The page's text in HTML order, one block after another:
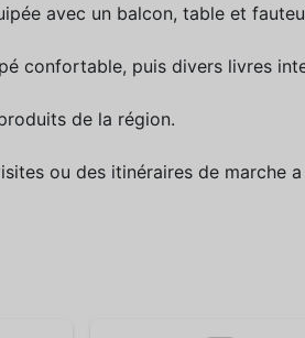
avec un balcon, table et
confortable, puis divers livres
de la région.
ou des itinéraires de marche